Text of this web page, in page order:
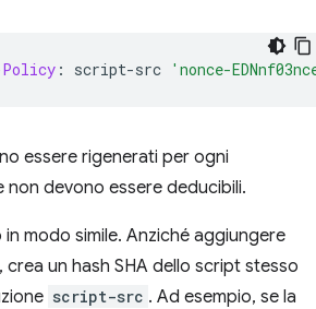
Policy : script-src 'nonce-
essere rigenerati per ogni
non devono essere deducibili.
modo simile. Anziché aggiungere
un hash SHA dello script stesso
script-src . Ad esempio, se la